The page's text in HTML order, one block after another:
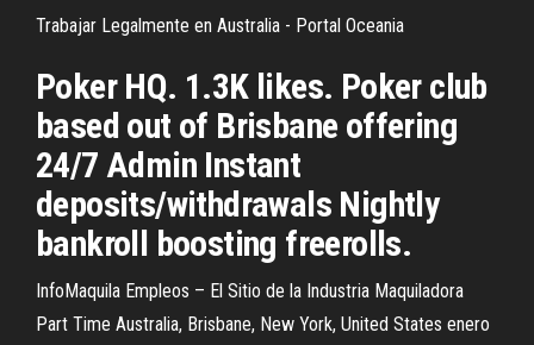
Trabajar Legalmente en Australia - Portal Oceania
Poker HQ. 1.3K likes. Poker club
based out of Brisbane offering
24/7 Admin Instant
deposits/withdrawals Nightly
bankroll boosting freerolls.
InfoMaquila Empleos – El Sitio de la Industria Maquiladora
Part Time Australia, Brisbane, New York, United States enero